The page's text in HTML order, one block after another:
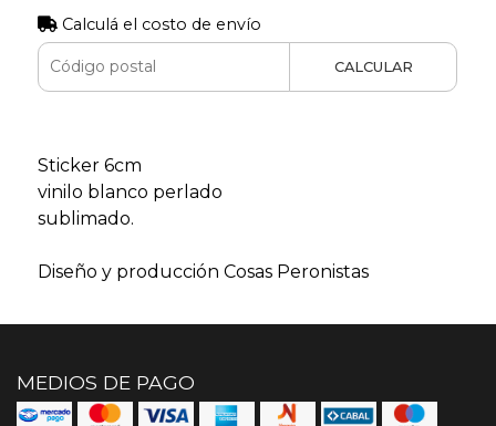
Calculá el costo de envío
CALCULAR
Sticker 6cm
vinilo blanco perlado
sublimado.
Diseño y producción Cosas Peronistas
MEDIOS DE PAGO